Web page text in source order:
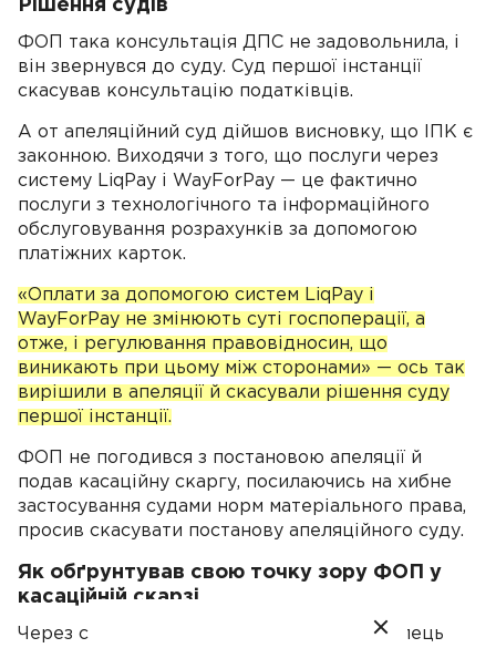
Рішення судів
ФОП така консультація ДПС не задовольнила, і
він звернувся до суду. Суд першої інстанції
скасував консультацію податківців.
А от апеляційний суд дійшов висновку, що ІПК є
законною. Виходячи з того, що послуги через
систему LiqPay і WayForPay — це фактично
послуги з технологічного та інформаційного
обслуговування розрахунків за допомогою
платіжних карток.
«Оплати за допомогою систем LiqPay і
WayForPay не змінюють суті госпоперації, а
отже, і регулювання правовідносин, що
виникають при цьому між сторонами» — ось так
вирішили в апеляції й скасували рішення суду
першої інстанції.
ФОП не погодився з постановою апеляції й
подав касаційну скаргу, посилаючись на хибне
застосування судами норм матеріального права,
просив скасувати постанову апеляційного суду.
Як обґрунтував свою точку зору ФОП у
касаційній скарзі
Через системи LiqPay чи WayForPay покупець